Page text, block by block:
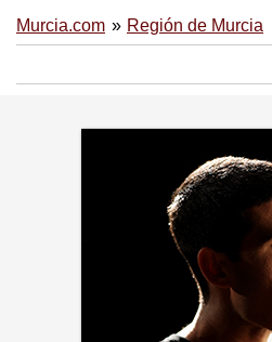
Murcia.com Región de Murcia